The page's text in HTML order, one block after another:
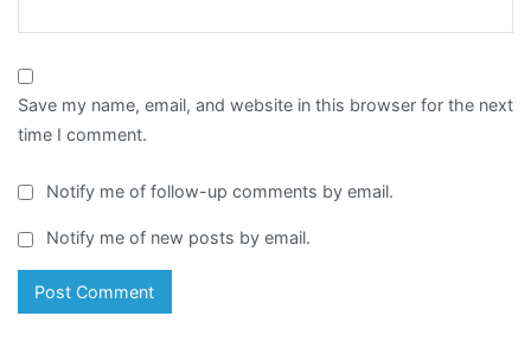
Save my name, email, and website in this browser for the next
time I comment.
Notify me of follow-up comments by email.
Notify me of new posts by email.